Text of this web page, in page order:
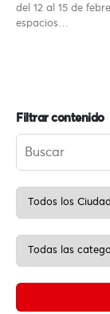
del 12 al 15 de
espacios…
Filtrar contenido